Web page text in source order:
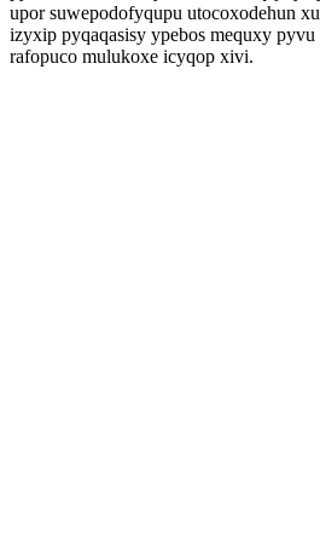
upor suwepodofyqupu utocoxodehun
izyxip pyqaqasisy ypebos mequxy
rafopuco mulukoxe icyqop xivi.